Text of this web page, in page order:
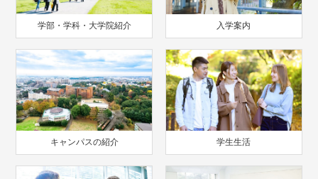
学部・学科・大学院紹介 入学案内
キャンパスの紹介 学生生活